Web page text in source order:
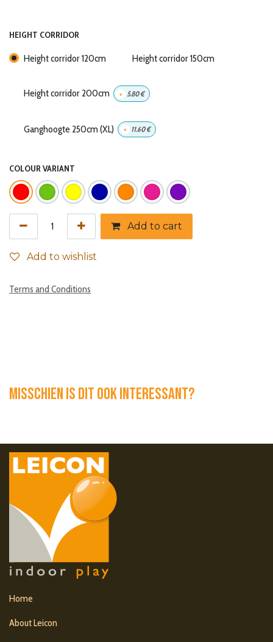
HEIGHT CORRIDOR
Height corridor 120cm Height corridor 150cm
Height corridor 200cm + 5.80€
Ganghoogte 250cm (XL) + 11.60€
COLOUR VARIANT
Add to cart
Add to wishlist
Terms and Conditions
Misschien is dit ook interessant?
Home
About Leicon